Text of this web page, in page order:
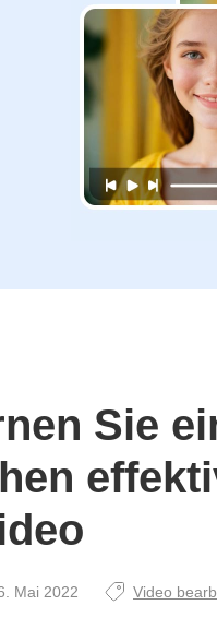
Sie
Mai 2022 Video